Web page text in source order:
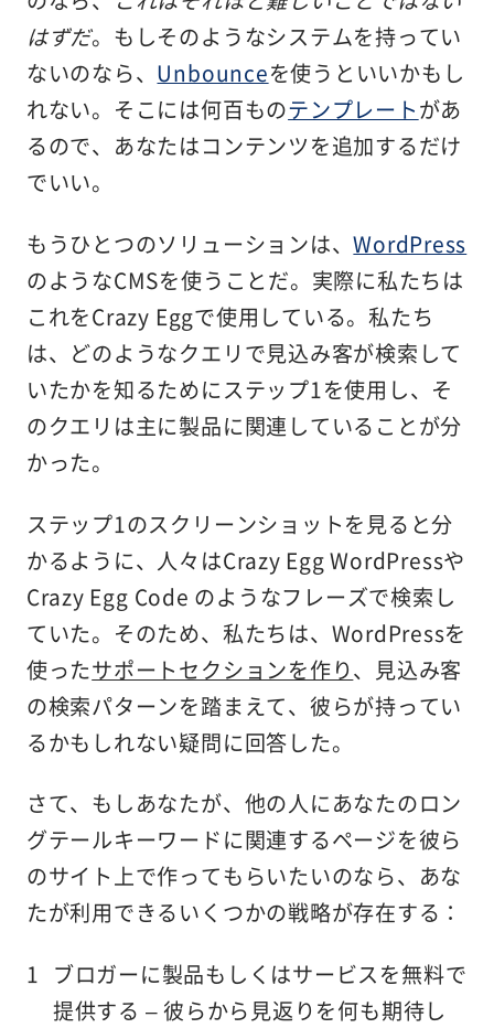
はずだ。もしそのようなシステムを持ってい
ないのなら、 Unbounceを使うといいかもし
れない。そこには何百ものテンプレートがあ
るので、あなたはコンテンツを追加するだけ
でいい。
もうひとつのソリューションは、WordPress
のようなCMSを使うことだ。実際に私たちは
これをCrazy Eggで使用している。私たち
は、どのようなクエリで見込み客が検索して
いたかを知るためにステップ1を使用し、そ
のクエリは主に製品に関連していることが分
かった。
ステップ1のスクリーンショットを見ると分
かるように、人々はCrazy Egg WordPressや
Crazy Egg Code のようなフレーズで検索し
ていた。そのため、私たちは、WordPressを
使ったサポートセクションを作り、見込み客
の検索パターンを踏まえて、彼らが持ってい
るかもしれない疑問に回答した。
さて、もしあなたが、他の人にあなたのロン
グテールキーワードに関連するページを彼ら
のサイト上で作ってもらいたいのなら、あな
たが利用できるいくつかの戦略が存在する：
ブロガーに製品もしくはサービスを無料で
提供する – 彼らから見返りを何も期待し